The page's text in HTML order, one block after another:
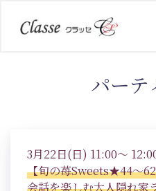
パーテ
3月22日(日) 11:00～
【旬の苺Sweets★44～
会話を楽しむ大人隠れ家